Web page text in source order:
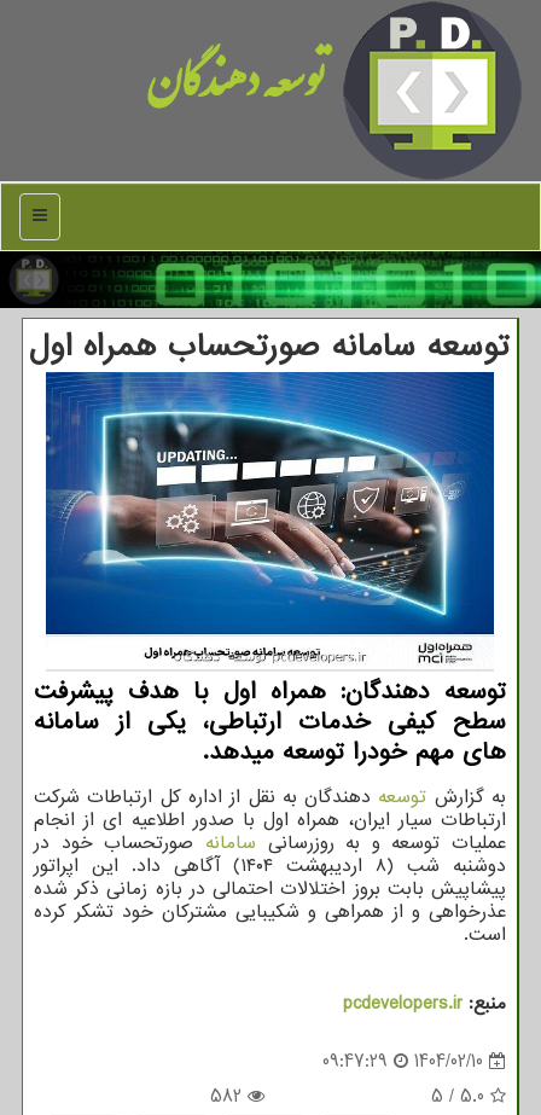
توسعه دهندگان
منو
توسعه سامانه صورتحساب همراه اول
توسعه دهندگان: همراه اول با هدف پیشرفت
سطح کیفی خدمات ارتباطی، یکی از سامانه
های مهم خودرا توسعه میدهد.
به گزارش توسعه دهندگان به نقل از اداره کل ارتباطات شرکت
ارتباطات سیار ایران، همراه اول با صدور اطلاعیه ای از انجام
عملیات توسعه و به روزرسانی سامانه صورتحساب خود در
دوشنبه شب (۸ اردیبهشت ۱۴۰۴) آگاهی داد. این اپراتور
پیشاپیش بابت بروز اختلالات احتمالی در بازه زمانی ذکر شده
عذرخواهی و از همراهی و شکیبایی مشترکان خود تشکر کرده
است.
منبع:pcdevelopers.ir
1404/02/10
09:47:29
5.0
/
5
582